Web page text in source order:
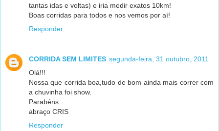
tantas idas e voltas) e iria medir exatos 10km!
Boas corridas para todos e nos vemos por aí!
Responder
CORRIDA SEM LIMITES segunda-feira, 31 outubro, 2011
Olá!!!
Nossa que corrida boa,tudo de bom ainda mais correr com
a chuvinha foi show.
Parabéns .
abraço CRIS
Responder